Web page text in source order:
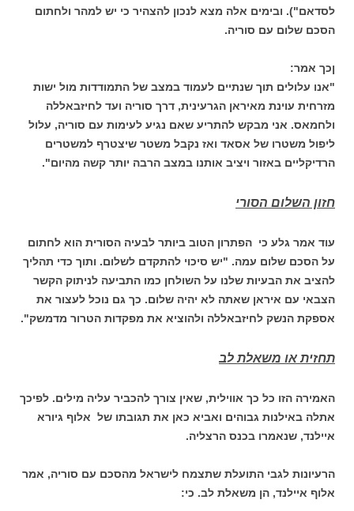
לסדאם"). ובימים אלה מצא לנכון להצהיר כי יש למהר ולחתום
הסכם שלום עם סוריה.
ןכך אמר:
"אנו עלולים תוך שנתיים לעמוד במצב של התמודדות מול ישות
מזרחית עוינת מאיראן הגרעינית, דרך סוריה ועד לחיזבאללה
ולחמאס. אני מבקש להתריע שאם נגיע לעימות עם סוריה, עלול
ליפול משטרו של אסאד ואז נקבל משטר שיצטרף למשטרים
הרדיקליים באזור ויציב אותנו במצב הרבה יותר קשה מהיום".
חזון השלום הסורי
עוד אמר גלע כי הפתרון הטוב ביותר לבעיה הסורית הוא לחתום
על הסכם שלום עמה. "יש סיכוי להתקדם לשלום. ותוך כדי תהליך
להציב את הבעיות שלנו על השולחן כמו התביעה לניתוק הקשר
הצבאי עם איראן שאתה לא יהיה שלום. כך גם נוכל לעצור את
אספקת הנשק לחיזבאללה ולהוציא את מפקדות הטרור מדמשק".
תחזית או משאלת לב
האמירה הזו כל כך אווילית, שאין צורך להכביר עליה מילים. לפיכך
אתלה באילנות גבוהים ואביא כאן את תגובתו של אלוף גיורא
איילנד, שנאמרו בכנס הרצליה.
הרעיונות לגבי התועלת שתצמח לישראל מהסכם עם סוריה, אמר
אלוף איילנד, הן משאלת לב. כי: